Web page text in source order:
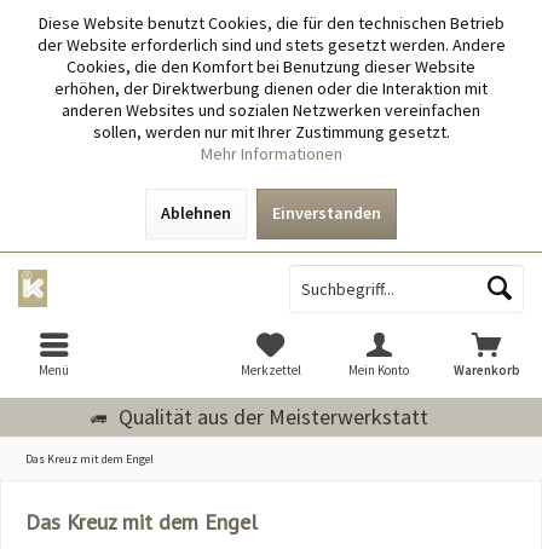
Diese Website benutzt Cookies, die für den technischen Betrieb
der Website erforderlich sind und stets gesetzt werden. Andere
Cookies, die den Komfort bei Benutzung dieser Website
erhöhen, der Direktwerbung dienen oder die Interaktion mit
anderen Websites und sozialen Netzwerken vereinfachen
sollen, werden nur mit Ihrer Zustimmung gesetzt.
Mehr Informationen
Ablehnen Einverstanden
Qualität aus der Meisterwerkstatt
Menü Warenkorb
Merkzettel Mein Konto
Das Kreuz mit dem Engel
Das Kreuz mit dem Engel